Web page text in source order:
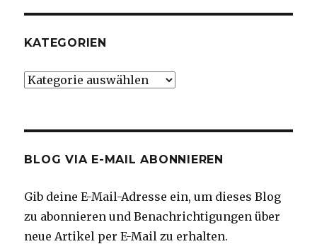
KATEGORIEN
Kategorien
BLOG VIA E-MAIL ABONNIEREN
Gib deine E-Mail-Adresse ein, um dieses Blog
zu abonnieren und Benachrichtigungen über
neue Artikel per E-Mail zu erhalten.